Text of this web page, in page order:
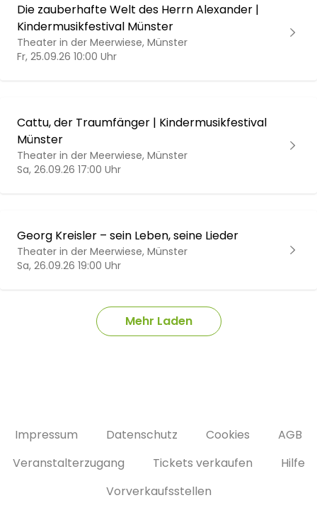
Die zauberhafte Welt des Herrn Alexander |
Kindermusikfestival Münster
Theater in der Meerwiese, Münster
Fr, 25.09.26 10:00 Uhr
Cattu, der Traumfänger | Kindermusikfestival
Münster
Theater in der Meerwiese, Münster
Sa, 26.09.26 17:00 Uhr
Georg Kreisler – sein Leben, seine Lieder
Theater in der Meerwiese, Münster
Sa, 26.09.26 19:00 Uhr
Mehr Laden
Impressum Datenschutz Cookies
AGB
Veranstalterzugang
Tickets verkaufen
Hilfe
Vorverkaufsstellen